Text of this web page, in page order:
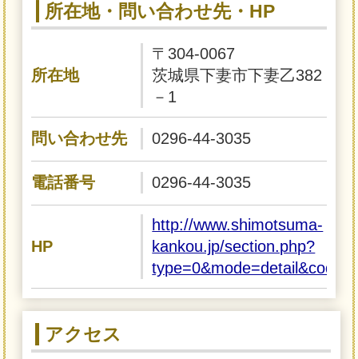
所在地・問い合わせ先・HP
所在地
〒304-0067
茨城県下妻市下妻乙382
－1
問い合わせ先 0296-44-3035
電話番号 0296-44-3035
HP
http://www.shimotsuma-
kankou.jp/section.php?
アクセス